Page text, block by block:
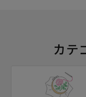
カテ